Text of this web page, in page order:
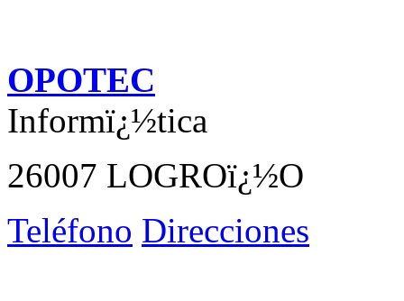
OPOTEC
Informï¿½tica
26007 LOGROï¿½O
Teléfono Direcciones